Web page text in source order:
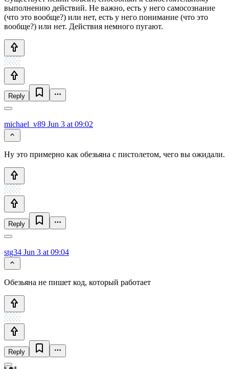
выполнению действий. Не важно, есть у него самосознание
(что это вообще?) или нет, есть у него понимание (что это
вообще?) или нет. Действия немного пугают.
Reply
michael_v89 Jun 3 at 09:02
Ну это примерно как обезьяна с пистолетом, чего вы ожидали.
Reply
stg34 Jun 3 at 09:04
Обезьяна не пишет код, который работает
Reply